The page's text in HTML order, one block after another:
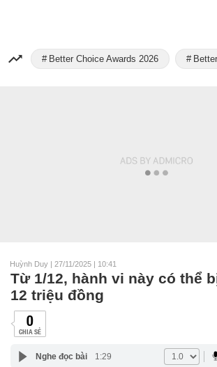
Better Choice Awards 2026
Huỳnh Duy | 27/11/2025 | 10:41
Từ 1/12, hành vi này có thể
12 triệu đồng
0
CHIA SẺ
Nghe đọc bài 1:29